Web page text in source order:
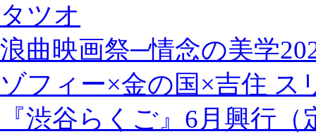
タツオ
浪曲映画祭─情念の美学
ゾフィー×金の国×吉住 ス
『渋谷らくご』6月興行